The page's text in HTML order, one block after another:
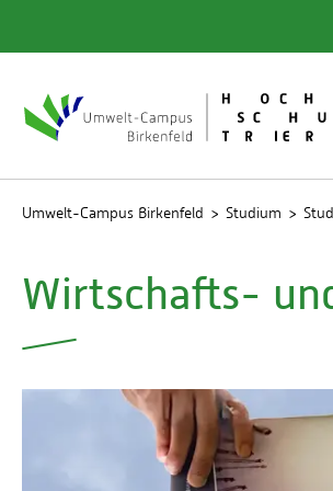
Umwelt-Campus Birkenfeld Studium
Wirtschafts-